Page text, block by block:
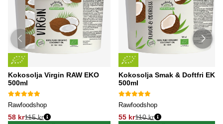
Kokosolja Virgin RAW EKO
500ml
Rawfoodshop
58 kr115 kr
Kokosolja Smak & Doftfri EKO
500ml
Rawfoodshop
55 kr110 kr